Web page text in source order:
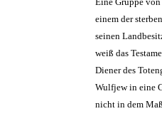
einem der
seinen
weiß das
Diener des
Wulfjew in eine
nicht in dem